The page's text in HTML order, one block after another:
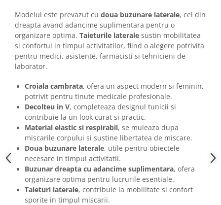
Modelul este prevazut cu doua buzunare laterale, cel din
dreapta avand adancime suplimentara pentru o
organizare optima. Taieturile laterale sustin mobilitatea
si confortul in timpul activitatilor, fiind o alegere potrivita
pentru medici, asistente, farmacisti si tehnicieni de
laborator.
Croiala cambrata, ofera un aspect modern si feminin,
potrivit pentru tinute medicale profesionale.
Decolteu in V, completeaza designul tunicii si
contribuie la un look curat si practic.
Material elastic si respirabil, se muleaza dupa
miscarile corpului si sustine libertatea de miscare.
Doua buzunare laterale, utile pentru obiectele
necesare in timpul activitatii.
Buzunar dreapta cu adancime suplimentara, ofera
organizare optima pentru lucrurile esentiale.
Taieturi laterale, contribuie la mobilitate si confort
sporite in timpul miscarii.